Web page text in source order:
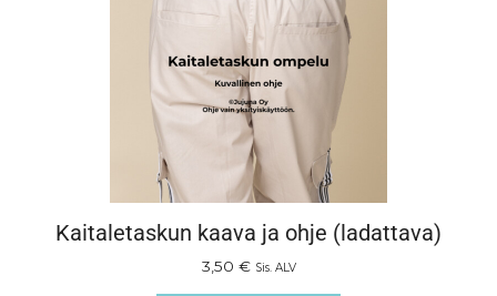
Kaitaletaskun kaava ja ohje (ladattava)
3,50 € Sis. ALV